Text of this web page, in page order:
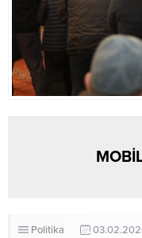
Politika